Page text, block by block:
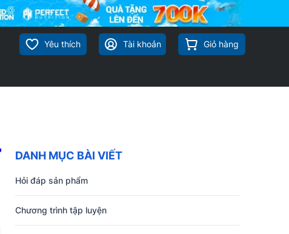
Yêu thích Tài khoản Giỏ hàng
DANH MỤC BÀI VIẾT
Hỏi đáp sản phẩm
Chương trình tập luyện